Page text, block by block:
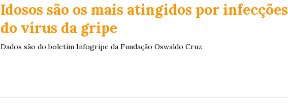
Idosos são os mais atingidos por infecções
do vírus da gripe
Dados são do boletim Infogripe da Fundação Oswaldo Cruz